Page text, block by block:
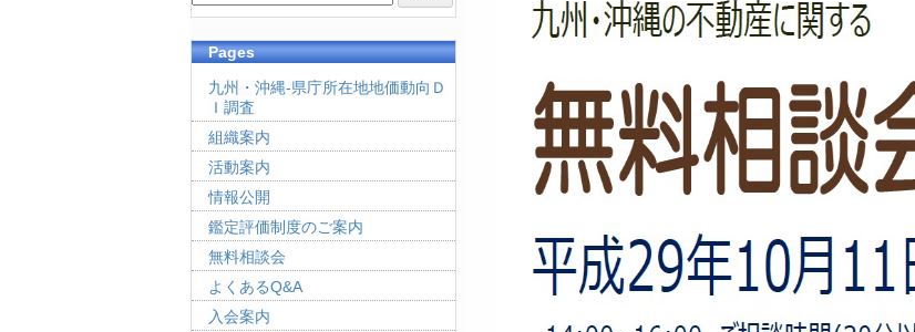
Pages
九州・沖縄-県庁所在地地価動向Ｄ
Ｉ調査
組織案内
活動案内
情報公開
鑑定評価制度のご案内
無料相談会
よくあるQ&A
入会案内